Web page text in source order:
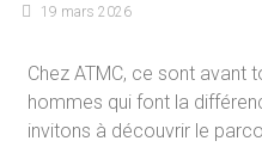
19 mars 2026
Chez ATMC, ce sont avant
hommes qui font la
invitons à découvrir le